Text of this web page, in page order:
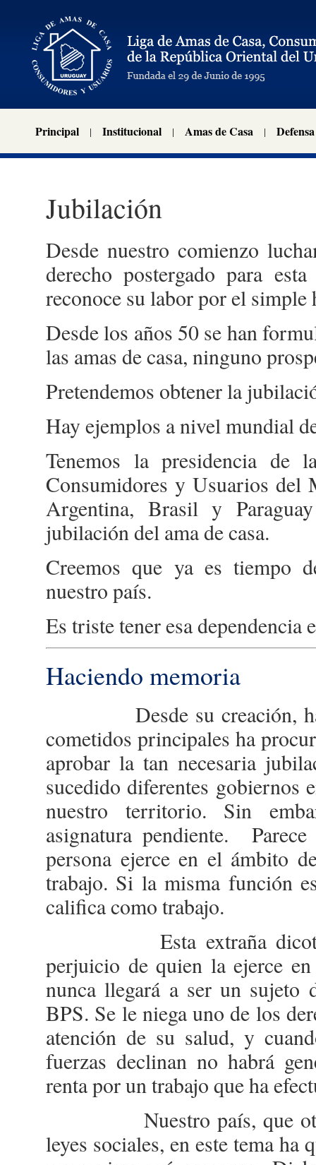
Principal Institucional Amas de Casa
Jubilación
Desde nuestro comienzo
derecho postergado para
reconoce su labor por el simple
Desde los años 50 se han
las amas de casa, ninguno
Pretendemos obtener la
Hay ejemplos a nivel mundial
Tenemos la presidencia de
Consumidores y Usuarios del
Argentina, Brasil y
jubilación del ama de casa.
Creemos que ya es tiempo
nuestro país.
Es triste tener esa
Haciendo memoria
Desde su creación,
cometidos principales ha
aprobar la tan necesaria
sucedido diferentes gobiernos
nuestro territorio. Sin
asignatura pendiente.
persona ejerce en el ámbito
trabajo. Si la misma función
califica como trabajo.
Esta extraña
perjuicio de quien la ejerce
nunca llegará a ser un
BPS. Se le niega uno de los
atención de su salud, y
fuerzas declinan no habrá
renta por un trabajo que ha
Nuestro país, que otrora
leyes sociales, en este tema ha